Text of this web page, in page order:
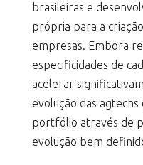
brasileiras e
própria para a
empresas. Embora
especificidades de
acelerar
evolução das
portfólio através de
evolução bem